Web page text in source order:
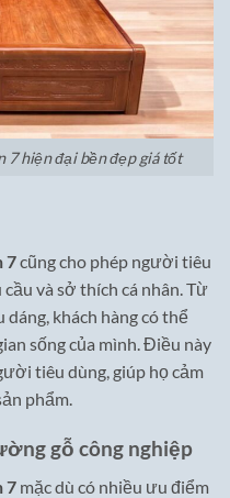
7 hiện đại bền đẹp giá tốt
7cũng cho phép người tiêu
và sở thích cá nhân. Từ
khách hàng có thể
sống của mình. Điều này
tiêu dùng, giúp họ cảm
phẩm.
gỗ công nghiệp
7 mặc dù có nhiều ưu điểm